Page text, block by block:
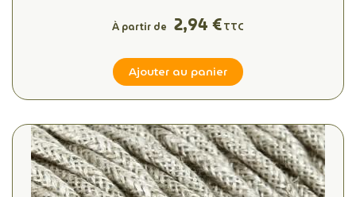
À partir de 2,94 €TTC
Ajouter au panier